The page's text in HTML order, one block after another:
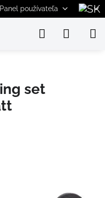
Panel používateľa
set